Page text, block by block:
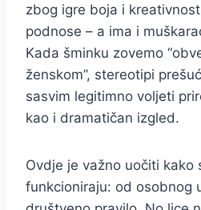
zbog igre boja i
podnose – a ima i
Kada šminku zovemo
ženskom”, stereotipi
sasvim legitimno voljeti
kao i dramatičan izgled.
Ovdje je važno uočiti kako
funkcioniraju: od osobnog